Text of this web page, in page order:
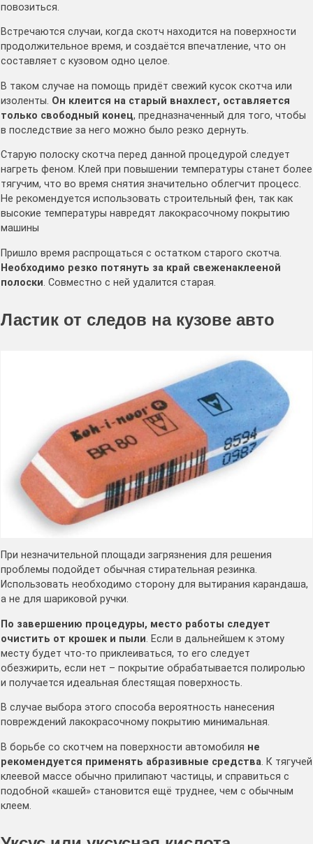
повозиться.
Встречаются случаи, когда скотч находится на поверхности
продолжительное время, и создаётся впечатление, что он
составляет с кузовом одно целое.
В таком случае на помощь придёт свежий кусок скотча или
изоленты. Он клеится на старый внахлест, оставляется
только свободный конец, предназначенный для того, чтобы
в последствие за него можно было резко дернуть.
Старую полоску скотча перед данной процедурой следует
нагреть феном. Клей при повышении температуры станет более
тягучим, что во время снятия значительно облегчит процесс.
Не рекомендуется использовать строительный фен, так как
высокие температуры навредят лакокрасочному покрытию
машины
Пришло время распрощаться с остатком старого скотча.
Необходимо резко потянуть за край свеженаклееной
полоски. Совместно с ней удалится старая.
Ластик от следов на кузове авто
При незначительной площади загрязнения для решения
проблемы подойдет обычная стирательная резинка.
Использовать необходимо сторону для вытирания карандаша,
а не для шариковой ручки.
По завершению процедуры, место работы следует
очистить от крошек и пыли. Если в дальнейшем к этому
месту будет что-то приклеиваться, то его следует
обезжирить, если нет – покрытие обрабатывается полиролью
и получается идеальная блестящая поверхность.
В случае выбора этого способа вероятность нанесения
повреждений лакокрасочному покрытию минимальная.
В борьбе со скотчем на поверхности автомобиля не
рекомендуется применять абразивные средства. К тягучей
клеевой массе обычно прилипают частицы, и справиться с
подобной «кашей» становится ещё труднее, чем с обычным
клеем.